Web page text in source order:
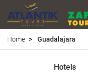
Home Guadalajara
Hotels